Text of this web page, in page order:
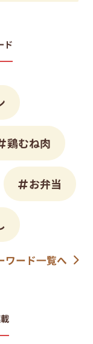
ド
鶏むね肉
お弁当
ワード一覧へ